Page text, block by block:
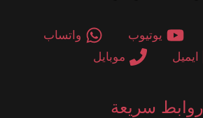
يوتيوب
واتساب
ايميل
موبايل
روابط سريعة